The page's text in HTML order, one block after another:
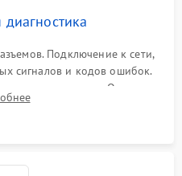
Подключение к сети,
сигналов и кодов ошибок.
напряжения. Оценка
основного питания без